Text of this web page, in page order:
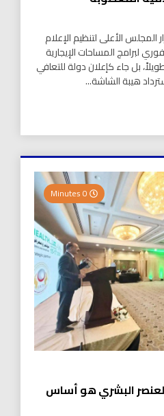
الأعلى لتنظيم الإعلام
لبرامج المساحات الإيجارية
بل جاء كإعلان دولة للتعافي
هيبة الشاشة...
البشري هو أساس